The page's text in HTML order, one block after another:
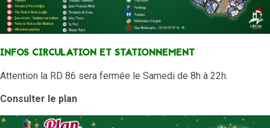
INFOS CIRCULATION ET STATIONNEMENT
Attention la RD 86 sera fermée le Samedi de 8h à 22h.
Consulter le plan